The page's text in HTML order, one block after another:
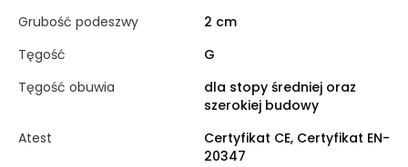
Grubość podeszwy
2 cm
Tęgość
G
Tęgość obuwia
dla stopy średniej oraz
szerokiej budowy
Atest
Certyfikat CE, Certyfikat EN-
20347